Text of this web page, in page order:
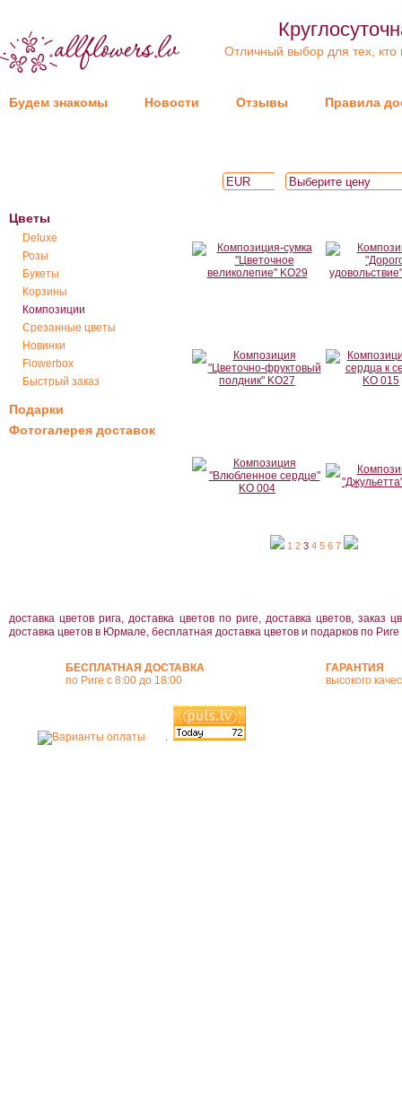
Отличный выбор для тех, кто
Будем знакомы Новости Отзывы Правила
Цветы
Deluxe
Розы
Букеты
Корзины
Композиции
Срезанные цветы
Новинки
Flowerbox
Быстрый заказ
Подарки
Фотогалерея доставок
1 2 3 4 5 6 7
доставка цветов рига, доставка цветов по риге, доставка цветов, заказ
доставка цветов в Юрмале, бесплатная доставка цветов и подарков по Риге
БЕСПЛАТНАЯ ДОСТАВКА
по Риге с 8:00 до 18:00
ГАРАНТИЯ
высокого